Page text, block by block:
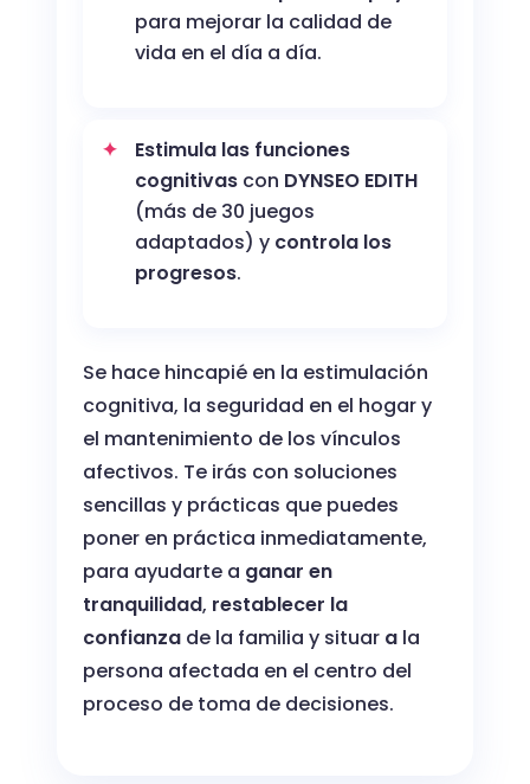
para mejorar la calidad de
vida en el día a día.
Estimula las funciones
cognitivas con DYNSEO EDITH
(más de 30 juegos
adaptados) y controla los
progresos.
Se hace hincapié en la estimulación
cognitiva, la seguridad en el hogar y
el mantenimiento de los vínculos
afectivos. Te irás con soluciones
sencillas y prácticas que puedes
poner en práctica inmediatamente,
para ayudarte a ganar en
tranquilidad, restablecer la
confianza de la familia y situar a la
persona afectada en el centro del
proceso de toma de decisiones.